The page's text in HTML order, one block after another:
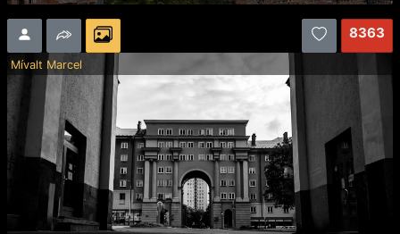
8363
Mívalt Marcel